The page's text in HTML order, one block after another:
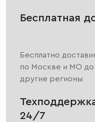
Бесплатная
Бесплатно
по Москве и МО
другие регионы
24/7